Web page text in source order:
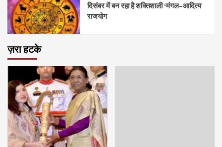
दिसंबर में बन रहा है शक्तिशाली ‘मंगल–आदित्य
राजयोग
ज़रा हटके